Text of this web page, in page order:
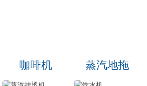
咖啡机 蒸汽地拖